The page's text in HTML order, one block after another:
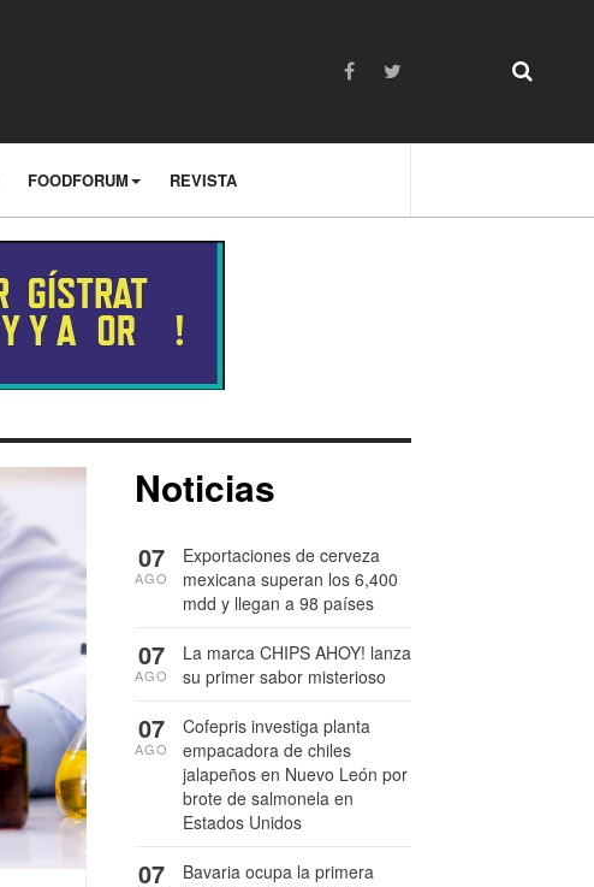
FOODFORUM REVISTA
Noticias
Exportaciones de cerveza
mexicana superan los 6,400
mdd y llegan a 98 países
07
AGO
La marca CHIPS AHOY! lanza
su primer sabor misterioso
07
AGO
Cofepris investiga planta
empacadora de chiles
jalapeños en Nuevo León por
brote de salmonela en
Estados Unidos
07
AGO
Bavaria ocupa la primera
07